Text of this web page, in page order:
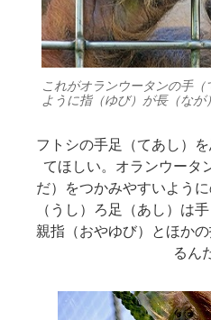
これがオランウータンの手
ように指（ゆび）が長（なが
フトシの手足（てあし）
てほしい。オランウータ
だ）をつかみやすいよう
（うし）ろ足（あし）は
親指（おやゆび）とほか
るん